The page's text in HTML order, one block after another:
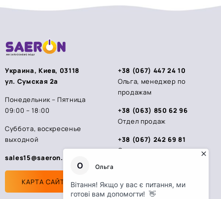
Украина, Киев, 03118
ул. Сумская 2а
Понедельник – Пятница
09:00 – 18:00
Суббота, воскресенье
выходной
sales15@saeron.ua
КАРТА САЙТА
+38 (067) 447 24 10
Ольга, менеджер по
продажам
+38 (063) 850 62 96
Отдел продаж
+38 (067) 242 69 81
Стас, менеджер по